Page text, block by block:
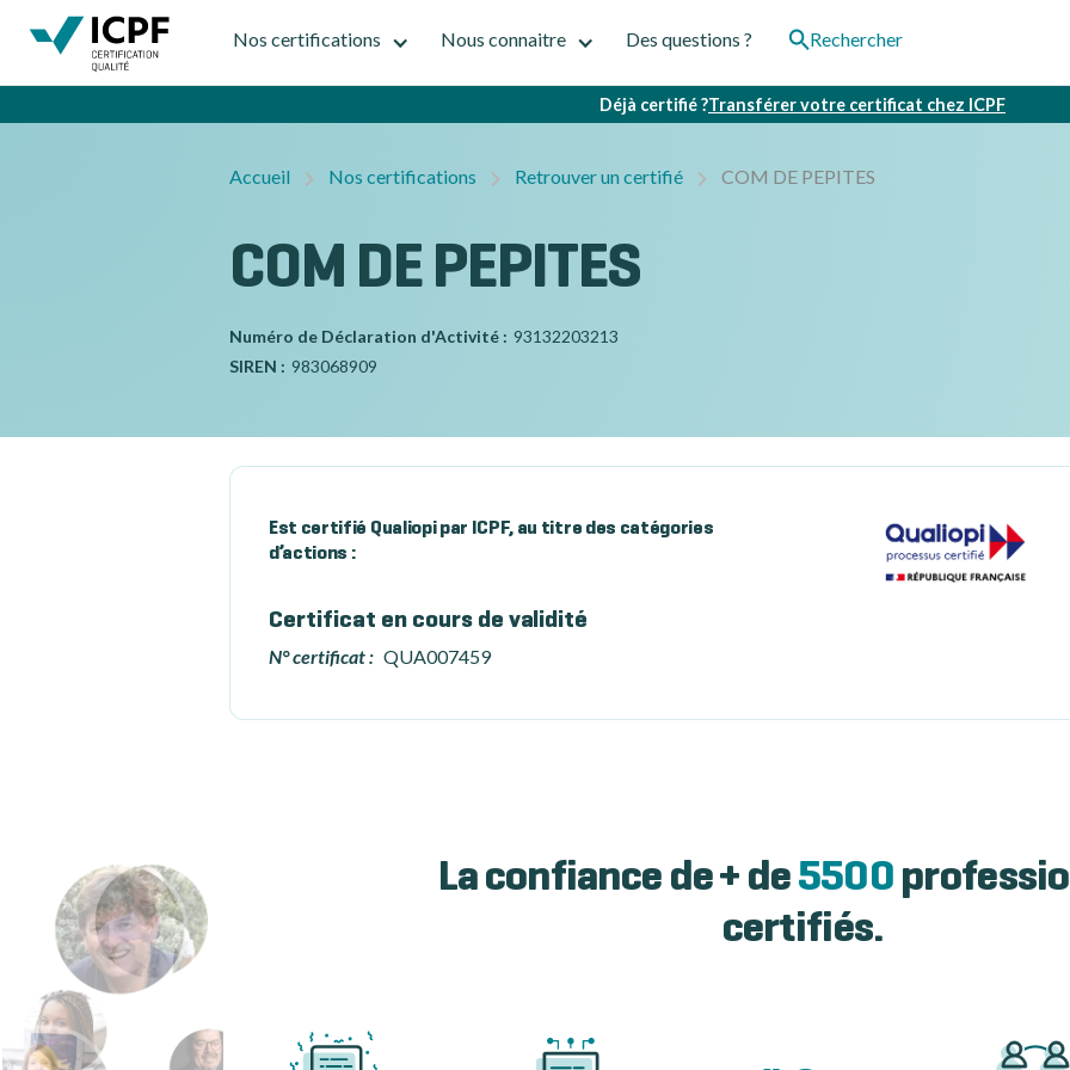
Nos certifications Nous connaitre Des questions ? Rechercher
Déjà certifié ?Transférer votre certificat chez ICPF
Accueil Nos certifications Retrouver un certifié COM DE PEPITES
COM DE PEPITES
Numéro de Déclaration d'Activité : 93132203213
SIREN : 983068909
Est certifié Qualiopi par ICPF, au titre des catégories
d’actions :
Certificat en cours de validité
N° certificat : QUA007459
La confiance de + de 5500
certifiés.